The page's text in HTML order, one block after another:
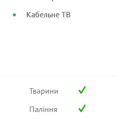
Кабельне ТВ
Тварини
Паління